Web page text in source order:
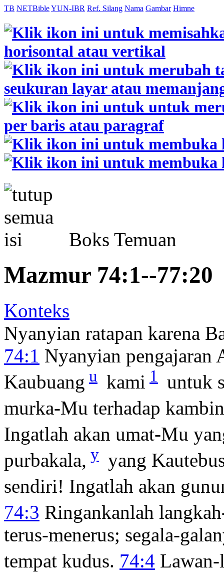
TB NETBibleYUN-IBR Ref. Silang Nama Gambar Himne
Boks Temuan
Mazmur 74:1--77:20
Konteks
Nyanyian ratapan karena
74:1 Nyanyian pengajaran
Kaubuang u kami 1
untuk
murka-Mu terhadap
Ingatlah akan umat-Mu
purbakala, y yang
sendiri! Ingatlah akan
74:3 Ringankanlah
terus-menerus; segala-
tempat kudus. 74:4